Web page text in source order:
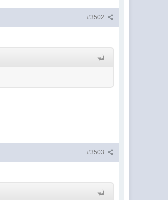
#3502
#3503